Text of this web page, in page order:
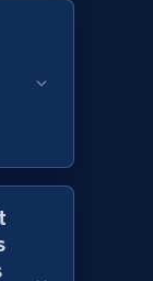
pn,
and